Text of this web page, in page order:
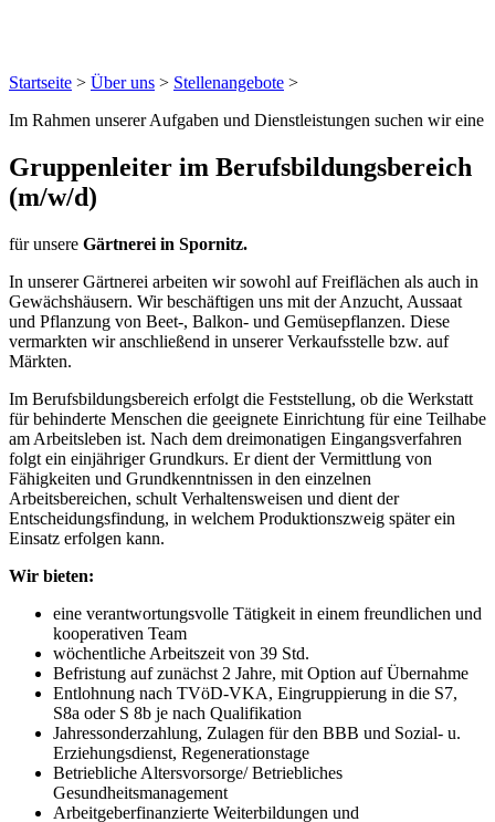
Startseite > Über uns > Stellenangebote >
Im Rahmen unserer Aufgaben und Dienstleistungen suchen wir eine
Gruppenleiter im Berufsbildungsbereich
(m/w/d)
für unsere Gärtnerei in Spornitz.
In unserer Gärtnerei arbeiten wir sowohl auf Freiflächen als auch in
Gewächshäusern. Wir beschäftigen uns mit der Anzucht, Aussaat
und Pflanzung von Beet-, Balkon- und Gemüsepflanzen. Diese
vermarkten wir anschließend in unserer Verkaufsstelle bzw. auf
Märkten.
Im Berufsbildungsbereich erfolgt die Feststellung, ob die Werkstatt
für behinderte Menschen die geeignete Einrichtung für eine Teilhabe
am Arbeitsleben ist. Nach dem dreimonatigen Eingangsverfahren
folgt ein einjähriger Grundkurs. Er dient der Vermittlung von
Fähigkeiten und Grundkenntnissen in den einzelnen
Arbeitsbereichen, schult Verhaltensweisen und dient der
Entscheidungsfindung, in welchem Produktionszweig später ein
Einsatz erfolgen kann.
Wir bieten:
eine verantwortungsvolle Tätigkeit in einem freundlichen und
kooperativen Team
wöchentliche Arbeitszeit von 39 Std.
Befristung auf zunächst 2 Jahre, mit Option auf Übernahme
Entlohnung nach TVöD-VKA, Eingruppierung in die S7,
S8a oder S 8b je nach Qualifikation
Jahressonderzahlung, Zulagen für den BBB und Sozial- u.
Erziehungsdienst, Regenerationstage
Betriebliche Altersvorsorge/ Betriebliches
Gesundheitsmanagement
Arbeitgeberfinanzierte Weiterbildungen und